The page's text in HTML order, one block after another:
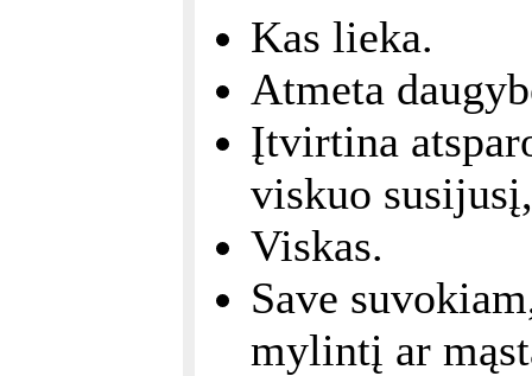
Kas lieka.
Atmeta
Įtvirtina
viskuo
Viskas.
Save
mylintį ar